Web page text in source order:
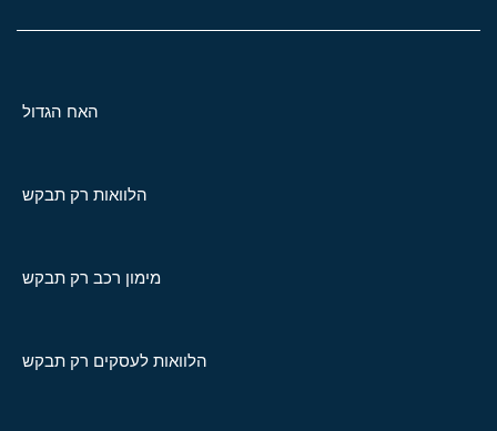
האח הגדול
הלוואות רק תבקש
מימון רכב רק תבקש
הלוואות לעסקים רק תבקש